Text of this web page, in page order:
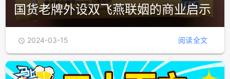
国货老牌外设双飞燕联姻的商业启示
 2024-03-15 阅读全文